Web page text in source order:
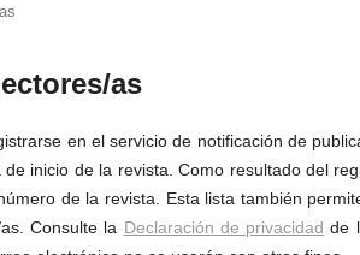
as
en el servicio de notificación de
inicio de la revista. Como resultado del
de la revista. Esta lista también
Consulte la Declaración de privacidad de